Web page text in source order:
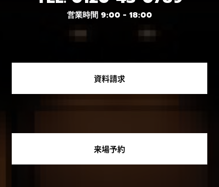
営業時間 9:00 - 18:00
資料請求
来場予約